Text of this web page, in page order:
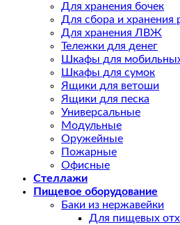
Для хранения бочек
Для сбора и хранения
Для хранения ЛВЖ
Тележки для денег
Шкафы для
Шкафы для сумок
Ящики для ветоши
Ящики для песка
Универсальные
Модульные
Оружейные
Пожарные
Офисные
Стеллажи
Пищевое оборудование
Баки из нержавейки
Для пищевых